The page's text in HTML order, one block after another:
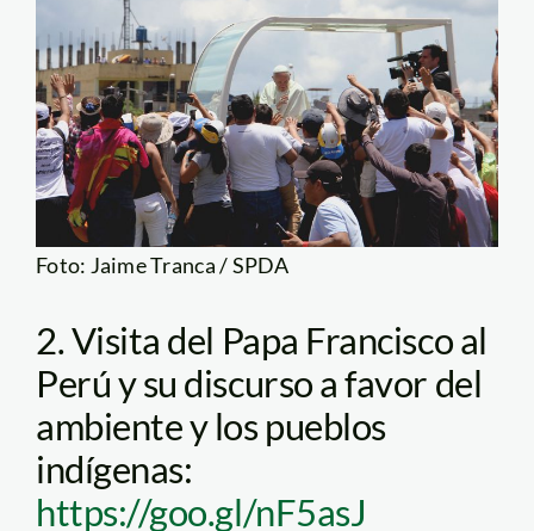
Foto: Jaime Tranca / SPDA
2. Visita del Papa Francisco al
Perú y su discurso a favor del
ambiente y los pueblos
indígenas:
https://goo.gl/nF5asJ